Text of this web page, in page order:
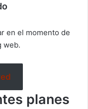
en el momento de
web.
planes